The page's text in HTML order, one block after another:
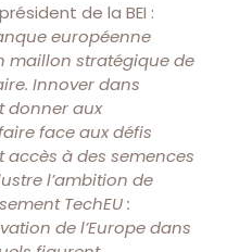
de la BEI :
européenne
maillon stratégique de
Innover dans
donner aux
face aux défis
à des semences
l’ambition de
TechEU :
de l’Europe dans